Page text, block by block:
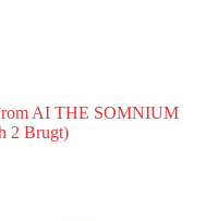
AI THE SOMNIUM
2 Brugt)